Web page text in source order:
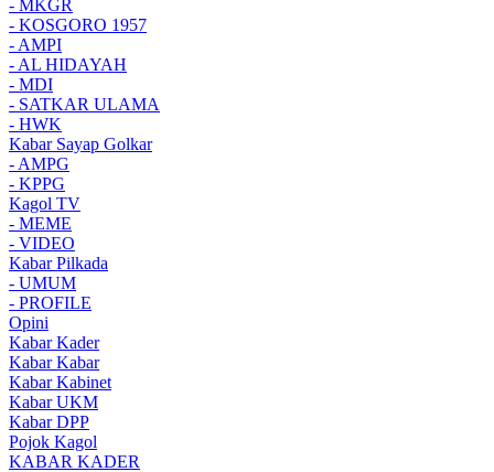
- MKGR
- KOSGORO 1957
- AMPI
- AL HIDAYAH
- MDI
- SATKAR ULAMA
- HWK
Kabar Sayap Golkar
- AMPG
- KPPG
Kagol TV
- MEME
- VIDEO
Kabar Pilkada
- UMUM
- PROFILE
Opini
Kabar Kader
Kabar Kabar
Kabar Kabinet
Kabar UKM
Kabar DPP
Pojok Kagol
KABAR KADER